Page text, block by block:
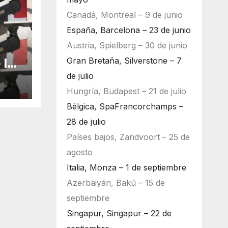
la
Canadá, Montreal – 9 de junio
España, Barcelona – 23 de junio
Austria, Spielberg – 30 de junio
Gran Bretaña, Silverstone – 7
de julio
Hungría, Budapest – 21 de julio
Bélgica, SpaFrancorchamps –
28 de julio
Países bajos, Zandvoort – 25 de
agosto
Italia, Monza – 1 de septiembre
Azerbaiyán, Bakú – 15 de
septiembre
Singapur, Singapur – 22 de